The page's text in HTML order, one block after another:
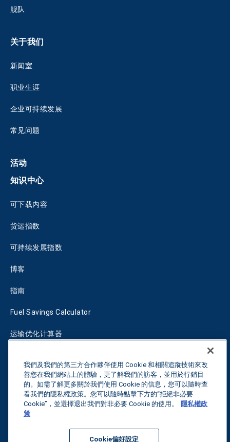
舰队
关于我们
新闻室
职业生涯
企业可持续发展
常见问题
活动
知识中心
可下载内容
货运指数
可持续发展指数
博客
指南
Fuel Savings Calculator
运输优化计算器
联系我们
我們及我們的第三方合作夥伴使用 Cookie 和相關追蹤技術來改
善您在我們網站上的體驗，更了解我們的訪客，並用於行銷目
的。如需了解更多關於我們使用 Cookie 的信息，您可以隨時查
看我們的隱私權政策。您可以隨時點擊下方的“拒絕非必要
Cookie”，並選擇退出我們對非必要 Cookie 的使用。
隱私權政
策
Cookie偏好設定